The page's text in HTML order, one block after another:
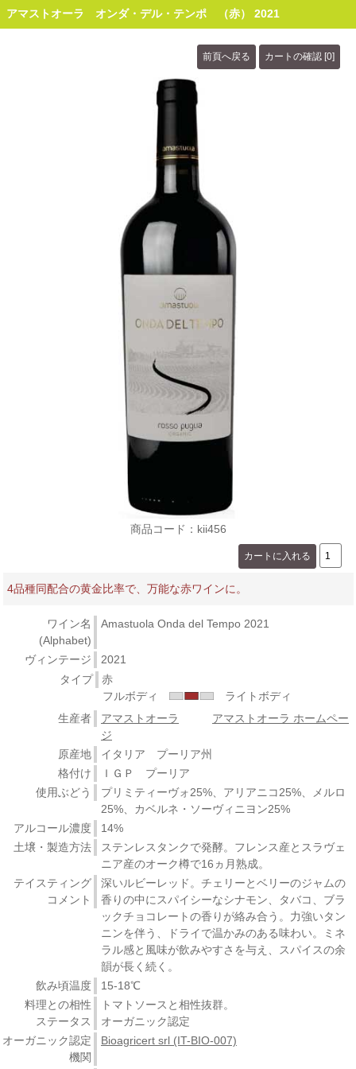
アマストオーラ オンダ・デル・テンポ （赤） 2021
商品コード：kii456
4品種同配合の黄金比率で、万能な赤ワインに。
ワイン名
(Alphabet)
Amastuola Onda del Tempo 2021
ヴィンテージ
2021
タイプ
赤
フルボディ
ライトボディ
生産者
アマストオーラ
アマストオーラ ホームペー
ジ
原産地
イタリア プーリア州
格付け
ＩＧＰ プーリア
使用ぶどう
プリミティーヴォ25%、アリアニコ25%、メルロ
25%、カベルネ・ソーヴィニヨン25%
アルコール濃度
14%
土壌・製造方法
ステンレスタンクで発酵。フレンス産とスラヴェ
ニア産のオーク樽で16ヵ月熟成。
テイスティング
コメント
深いルビーレッド。チェリーとベリーのジャムの
香りの中にスパイシーなシナモン、タバコ、ブラ
ックチョコレートの香りが絡み合う。力強いタン
ニンを伴う、ドライで温かみのある味わい。ミネ
ラル感と風味が飲みやすさを与え、スパイスの余
韻が長く続く。
飲み頃温度
15-18℃
料理との相性
トマトソースと相性抜群。
ステータス
オーガニック認定
オーガニック認定
機関
Bioagricert srl (IT-BIO-007)